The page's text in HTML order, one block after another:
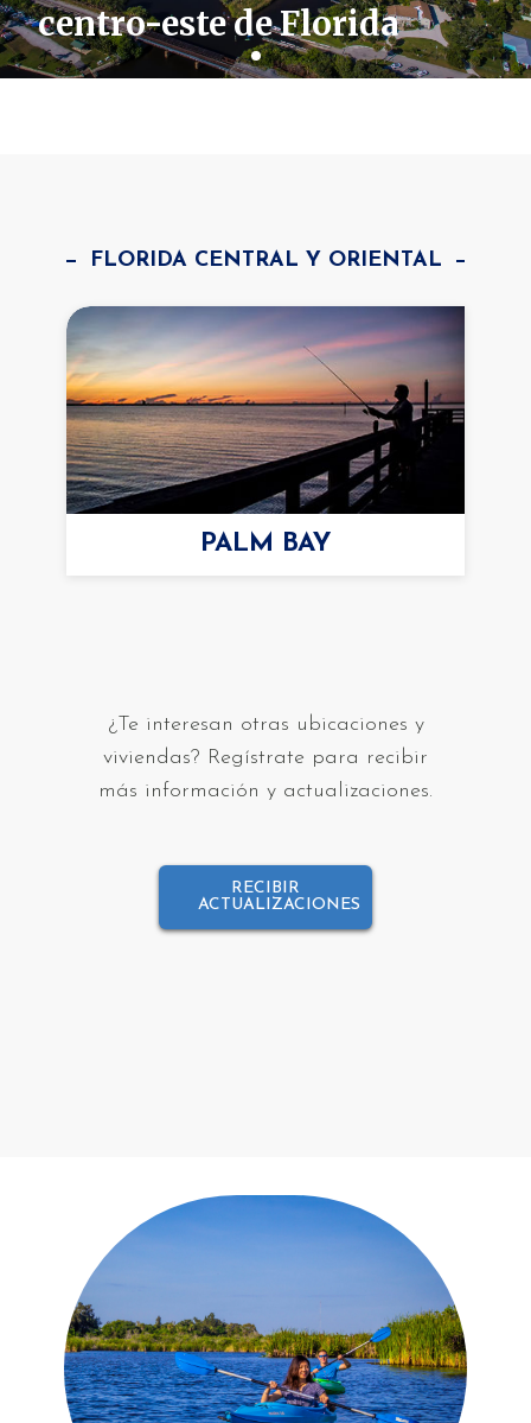
centro-este de Florida
FLORIDA CENTRAL Y ORIENTAL
PALM BAY
¿Te interesan otras ubicaciones y
viviendas? Regístrate para recibir
más información y actualizaciones.
RECIBIR
ACTUALIZACIONES